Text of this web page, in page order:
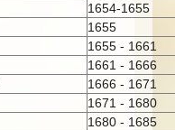
1654-1655
1655
1655 - 1661
1661 - 1666
1666 - 1671
1671 - 1680
1680 - 1685